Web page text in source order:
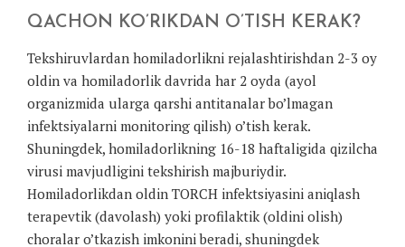
QACHON KO’RIKDAN O’TISH KERAK?
Tekshiruvlardan homiladorlikni rejalashtirishdan 2-3 oy
oldin va homiladorlik davrida har 2 oyda (ayol
organizmida ularga qarshi antitanalar bo’lmagan
infektsiyalarni monitoring qilish) o’tish kerak.
Shuningdek, homiladorlikning 16-18 haftaligida qizilcha
virusi mavjudligini tekshirish majburiydir.
Homiladorlikdan oldin TORCH infektsiyasini aniqlash
terapevtik (davolash) yoki profilaktik (oldini olish)
choralar o’tkazish imkonini beradi, shuningdek